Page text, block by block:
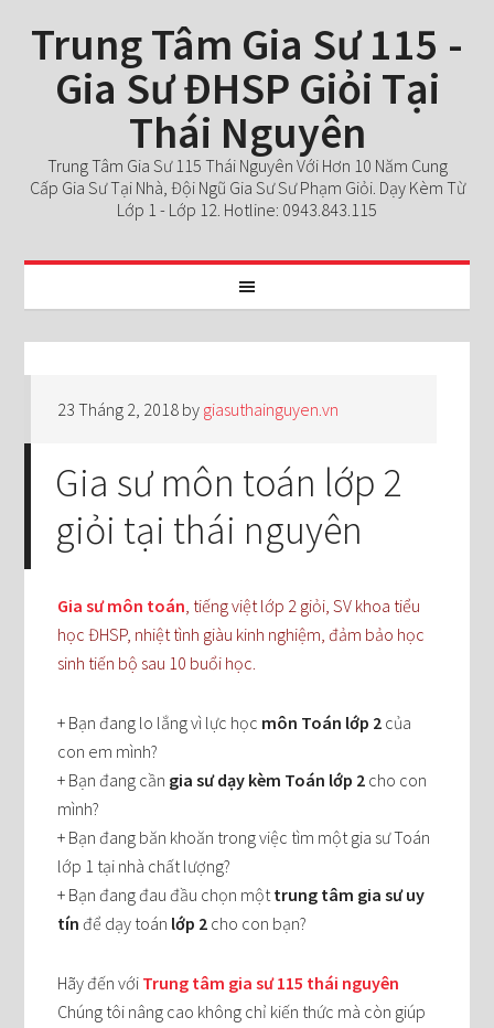
Trung Tâm Gia Sư 115 -
Gia Sư ĐHSP Giỏi Tại
Thái Nguyên
Trung Tâm Gia Sư 115 Thái Nguyên Với Hơn 10 Năm Cung
Cấp Gia Sư Tại Nhà, Đội Ngũ Gia Sư Sư Phạm Giỏi. Dạy Kèm Từ
Lớp 1 - Lớp 12. Hotline: 0943.843.115
23 Tháng 2, 2018 by giasuthainguyen.vn
Gia sư môn toán lớp 2
giỏi tại thái nguyên
Gia sư môn toán, tiếng việt lớp 2 giỏi, SV khoa tiểu
học ĐHSP, nhiệt tình giàu kinh nghiệm, đảm bảo học
sinh tiến bộ sau 10 buổi học.
+ Bạn đang lo lắng vì lực học môn Toán lớp 2 của
con em mình?
+ Bạn đang cần gia sư dạy kèm Toán lớp 2 cho con
mình?
+ Bạn đang băn khoăn trong việc tìm một gia sư Toán
lớp 1 tại nhà chất lượng?
+ Bạn đang đau đầu chọn mộttrung tâm gia sư uy
tín để dạy toán lớp 2 cho con bạn?
Hãy đến với Trung tâm gia sư 115 thái nguyên
Chúng tôi nâng cao không chỉ kiến thức mà còn giúp